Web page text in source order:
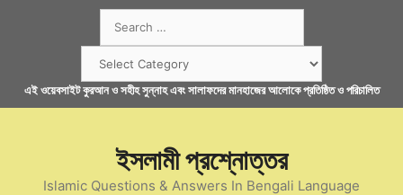
for:
এই ওয়েবসাইট কুরআন ও সহীহ সুন্নাহ এবং সালাফদের মানহাজের আলোকে প্রতিষ্ঠিত ও পরিচালিত
ইসলামী প্রশ্নোত্তর
Islamic Questions & Answers In Bengali Language